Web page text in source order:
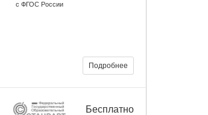
с ФГОС России
Подробнее
Бесплатно